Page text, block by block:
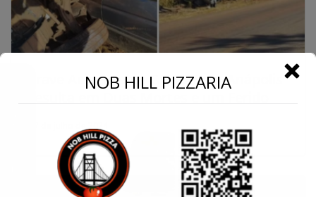
Grave Acidente na GO-222 em Anápolis
NOB HILL PIZZARIA